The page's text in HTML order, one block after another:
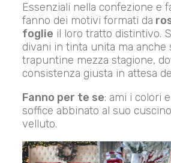
Essenziali nella confezione e
fanno dei motivi formati da
foglie il loro tratto distintivo.
divani in tinta unita ma anche
trapuntine mezza stagione,
consistenza giusta in attesa
Fanno per te se: ami i colori
soffice abbinato al suo
velluto.